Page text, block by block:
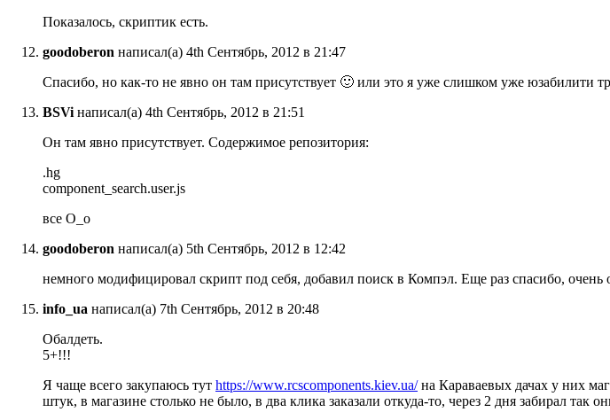
Показалось, скриптик есть.
goodoberon написал(а) 4th Сентябрь, 2012 в 21:47
Спасибо, но как-то не явно он там присутствует 🙂 или это я уже слишком уже юзабилити
BSVi написал(а) 4th Сентябрь, 2012 в 21:51
Он там явно присутствует. Содержимое репозитория:
.hg
component_search.user.js
все О_о
goodoberon написал(а) 5th Сентябрь, 2012 в 12:42
немного модифицировал скрипт под себя, добавил поиск в Компэл. Еще раз спасибо, очень
info_ua написал(а) 7th Сентябрь, 2012 в 20:48
Обалдеть.
5+!!!
Я чаще всего закупаюсь тут https://www.rcscomponents.kiev.ua/на Караваевых дачах у них
штук, в магазине столько не было, в два клика заказали откуда-то, через 2 дня забирал так